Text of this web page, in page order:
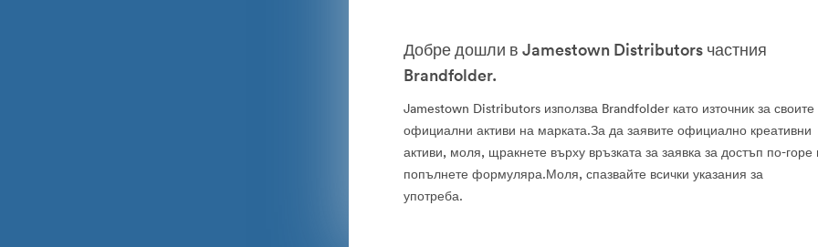
Добре дошли в Jamestown Distributors частния
Brandfolder.
Jamestown Distributors използва Brandfolder като източник за своите
официални активи на марката.За да заявите официално креативни
активи, моля, щракнете върху връзката за заявка за достъп по-горе
попълнете формуляра.Моля, спазвайте всички указания за
употреба.